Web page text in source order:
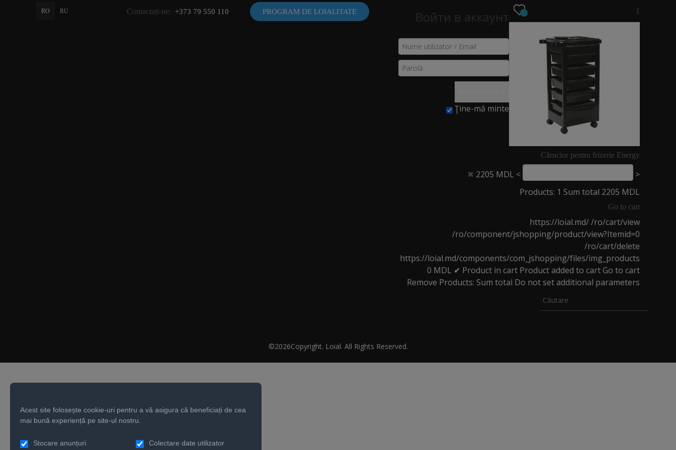
RO RU Contactați-ne: +373 79 550 110 PROGRAM DE LOIALITATE Войти в аккаунт
Ţine-mă minte
1
Cărucior pentru frizerie Energy
✖ 2205 MDL <
>
Products: 1 Sum total 2205 MDL
Go to cart
https://loial.md//ro/cart/view
/ro/component/jshopping/product/view?Itemid=0
/ro/cart/delete
https://loial.md/components/com_jshopping/files/img_products
0 MDL ✔ Product in cart Product added to cartGo to cart
Remove Products: Sum total Do not set additional parameters
VIDEO NOUTĂȚI MAGAZINE
TERMENI ȘI CONDIȚII
©2026Copyright. Loial. All Rights Reserved.
Acest site folosește cookie-uri pentru a vă asigura că beneficiați de cea
mai bună experiență pe site-ul nostru.
Stocare anunțuri Colectare date utilizator